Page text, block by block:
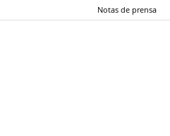
Notas de prensa